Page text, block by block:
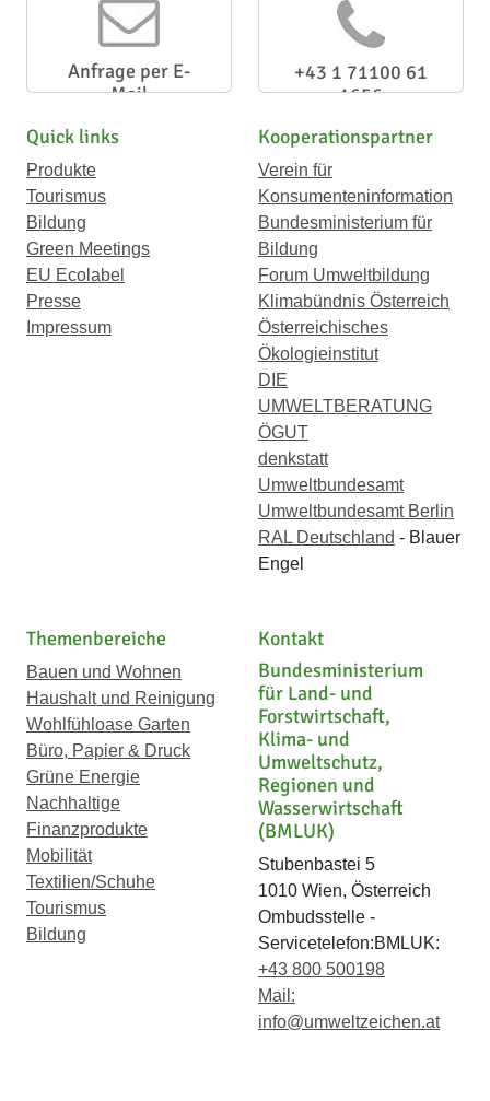
Anfrage per E-
Mail
+43 1 71100 61
1656
Quick links
Produkte
Tourismus
Bildung
Green Meetings
EU Ecolabel
Presse
Impressum
Kooperationspartner
Verein für
Konsumenteninformation
Bundesministerium für
Bildung
Forum Umweltbildung
Klimabündnis Österreich
Österreichisches
Ökologieinstitut
DIE
UMWELTBERATUNG
ÖGUT
denkstatt
Umweltbundesamt
Umweltbundesamt Berlin
RAL Deutschland - Blauer
Engel
Themenbereiche
Bauen und Wohnen
Haushalt und Reinigung
Wohlfühloase Garten
Büro, Papier & Druck
Grüne Energie
Nachhaltige
Finanzprodukte
Mobilität
Textilien/Schuhe
Tourismus
Bildung
Kontakt
Bundesministerium
für Land- und
Forstwirtschaft,
Klima- und
Umweltschutz,
Regionen und
Wasserwirtschaft
(BMLUK)
Stubenbastei 5
1010 Wien, Österreich
Ombudsstelle -
Servicetelefon:BMLUK:
+43 800 500198
Mail:
info@umweltzeichen.at